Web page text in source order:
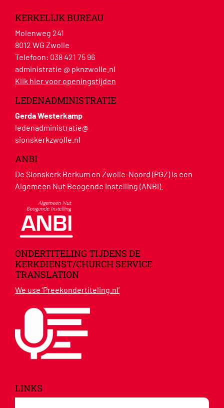
KERKELIJK BUREAU
Molenweg 241
8012 WG Zwolle
Telefoon: 038 421 75 96
administratie @ pknzwolle.nl
Klik hier voor openingstijden
LEDENADMINISTRATIE
Gerda Westerkamp
ledenadministratie@
sionskerkzwolle.nl
ANBI
De Sionskerk Berkum en Zwolle-Noord (PGZ) is een
Algemeen Nut Beogende Instelling (ANBI).
ONDERTITELING TIJDENS DE
KERKDIENST/CHURCH SERVICE
TRANSLATION
We use ‘Preekondertiteling.nl’
LINKS